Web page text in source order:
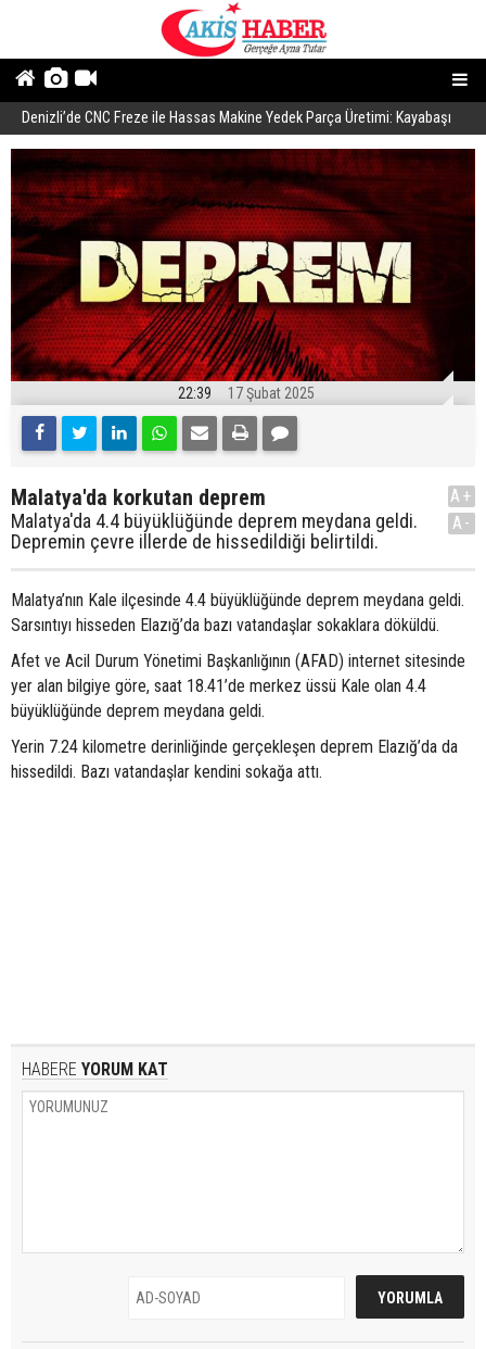
Denizli’de CNC Freze ile Hassas Makine Yedek Parça Üretimi: Kayabaşı
Makine
22:39 17 Şubat 2025
Malatya'da korkutan deprem
Malatya'da 4.4 büyüklüğünde deprem meydana geldi.
Depremin çevre illerde de hissedildiği belirtildi.
A+
A-
Malatya’nın Kale ilçesinde 4.4 büyüklüğünde deprem meydana geldi.
Sarsıntıyı hisseden Elazığ’da bazı vatandaşlar sokaklara döküldü.
Afet ve Acil Durum Yönetimi Başkanlığının (AFAD) internet sitesinde
yer alan bilgiye göre, saat 18.41’de merkez üssü Kale olan 4.4
büyüklüğünde deprem meydana geldi.
Yerin 7.24 kilometre derinliğinde gerçekleşen deprem Elazığ’da da
hissedildi. Bazı vatandaşlar kendini sokağa attı.
HABERE YORUM KAT